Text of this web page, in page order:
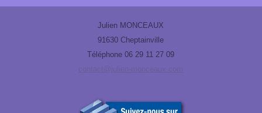
Julien MONCEAUX
91630 Cheptainville
Téléphone 06 29 11 27 09
contact@julien-monceaux.com